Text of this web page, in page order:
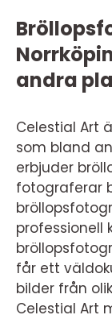
andra
Celestial Art
som bland
erbjuder
fotograferar
professionell
får ett
bilder från
Celestial Art